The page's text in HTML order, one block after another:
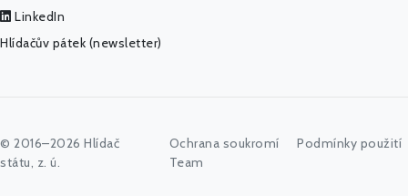
LinkedIn
Hlídačův pátek (newsletter)
© 2016–2026 Hlídač
státu, z. ú.
Ochrana soukromí
Podmínky použití
Team